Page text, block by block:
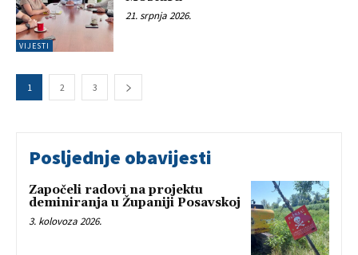
VIJESTI
21. srpnja 2026.
1 2 3
Posljednje obavijesti
Započeli radovi na projektu
deminiranja u Županiji Posavskoj
3. kolovoza 2026.